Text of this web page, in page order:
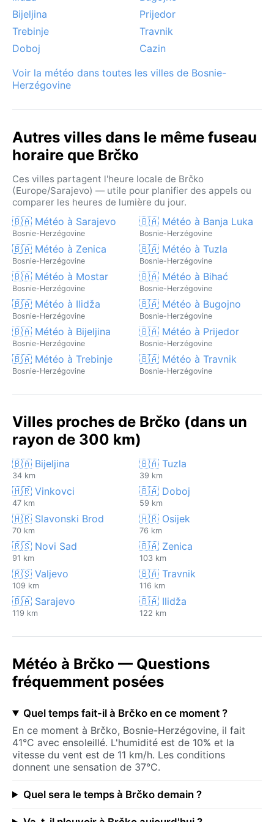
Bijeljina
Prijedor
Trebinje
Travnik
Doboj
Cazin
Voir la météo dans toutes les villes de Bosnie-
Herzégovine
Autres villes dans le même fuseau
horaire que Brčko
Ces villes partagent l'heure locale de Brčko
(Europe/Sarajevo) — utile pour planifier des appels ou
comparer les heures de lumière du jour.
🇧🇦 Météo à Sarajevo
Bosnie-Herzégovine
🇧🇦 Météo à Banja Luka
Bosnie-Herzégovine
🇧🇦 Météo à Zenica
Bosnie-Herzégovine
🇧🇦 Météo à Tuzla
Bosnie-Herzégovine
🇧🇦 Météo à Mostar
Bosnie-Herzégovine
🇧🇦 Météo à Bihać
Bosnie-Herzégovine
🇧🇦 Météo à Ilidža
Bosnie-Herzégovine
🇧🇦 Météo à Bugojno
Bosnie-Herzégovine
🇧🇦 Météo à Bijeljina
Bosnie-Herzégovine
🇧🇦 Météo à Prijedor
Bosnie-Herzégovine
🇧🇦 Météo à Trebinje
Bosnie-Herzégovine
🇧🇦 Météo à Travnik
Bosnie-Herzégovine
Villes proches de Brčko (dans un
rayon de 300 km)
🇧🇦 Bijeljina
34 km
🇧🇦 Tuzla
39 km
🇭🇷 Vinkovci
47 km
🇧🇦 Doboj
59 km
🇭🇷 Slavonski Brod
70 km
🇭🇷 Osijek
76 km
🇷🇸 Novi Sad
91 km
🇧🇦 Zenica
103 km
🇷🇸 Valjevo
109 km
🇧🇦 Travnik
116 km
🇧🇦 Sarajevo
119 km
🇧🇦 Ilidža
122 km
Météo à Brčko — Questions
fréquemment posées
Quel temps fait-il à Brčko en ce moment ?
En ce moment à Brčko, Bosnie-Herzégovine, il fait
41°C avec ensoleillé. L'humidité est de 10% et la
vitesse du vent est de 11 km/h. Les conditions
donnent une sensation de 37°C.
Quel sera le temps à Brčko demain ?